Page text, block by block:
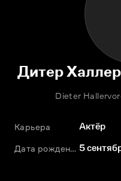
Дитер
Dieter
Карьера Актёр
Дата рождения 5